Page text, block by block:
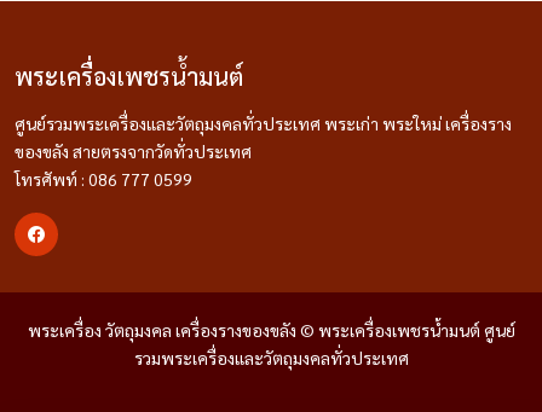
พระเครื่องเพชรน้ำมนต์
ศูนย์รวมพระเครื่องและวัตถุมงคลทั่วประเทศ พระเก่า พระใหม่ เครื่องราง
ของขลัง สายตรงจากวัดทั่วประเทศ
โทรศัพท์ : 086 777 0599
พระเครื่อง วัตถุมงคล เครื่องรางของขลัง © พระเครื่องเพชรน้ำมนต์ ศูนย์
รวมพระเครื่องและวัตถุมงคลทั่วประเทศ